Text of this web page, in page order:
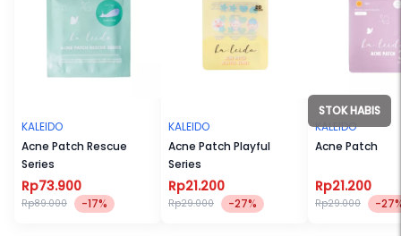
KALEIDO
Acne Patch Rescue
Series
Rp73.900
Rp89.000 -17%
KALEIDO
Acne Patch Playful
Series
Rp21.200
Rp29.000 -27%
STOK HABIS
KALEIDO
Acne Patch
Rp21.200
Rp29.000 -